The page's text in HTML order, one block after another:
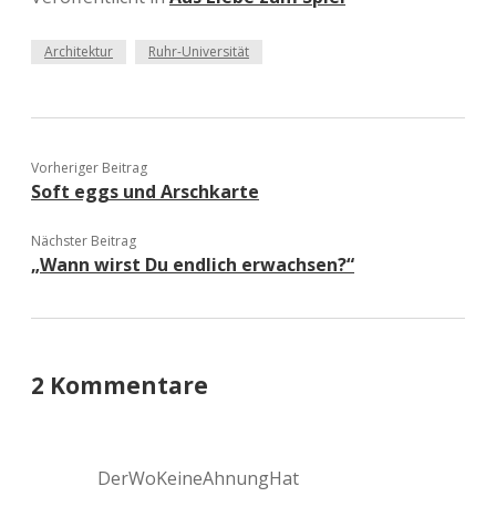
Architektur Ruhr-Universität
Vorheriger Beitrag
Soft eggs und Arschkarte
Nächster Beitrag
„Wann wirst Du endlich erwachsen?“
2 Kommentare
DerWoKeineAhnungHat